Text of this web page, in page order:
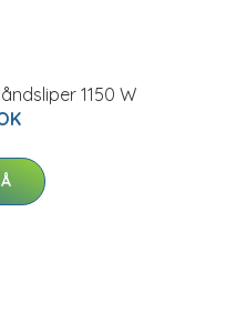
1150 W